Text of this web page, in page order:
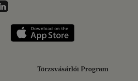
on
az Instagramon
Libri a LinkedInen
Libri applikáció Szerezd meg: Google
Törzsvásárlói Program